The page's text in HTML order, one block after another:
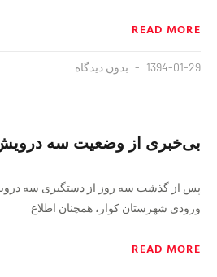
READ MORE
1394-01-29 بدون دیدگاه
بی‌خبری از وضعیت سه درویش
پس از گذشت سه روز از دستگیری سه
ورودی شهرستان کوار، همچنان اطلاع
READ MORE